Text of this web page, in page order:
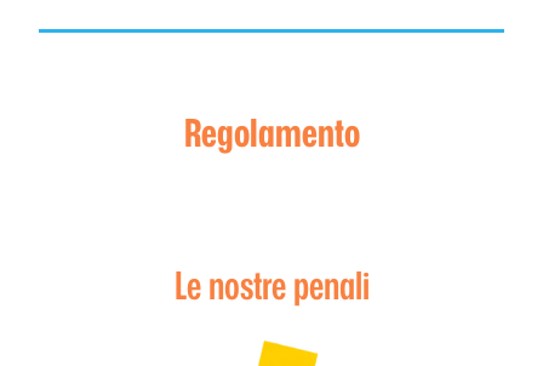
Regolamento
Le nostre penali